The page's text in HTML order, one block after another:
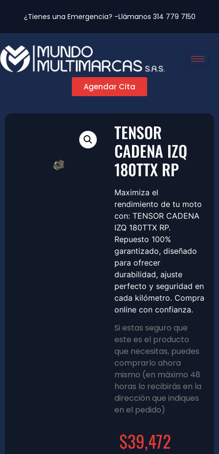
¿Tienes una Emergencia? -Llámanos 314 779 7150
Agendar Cita
TENSOR
CADENA IZQ
180TTX RP
Maximiza el
rendimiento de tu moto
con: TENSOR CADENA
IZQ 180TTX RP.
Repuesto 100%
garantizado, diseñado
para ofrecer
durabilidad, ajuste
perfecto y seguridad en
cada kilómetro. Compra
online con confianza.
Si estas seguro que
este es el producto
que necesitas, puedes
comprarlo ahora
mismo (en máximo 48
horas lo recibirás en la
dirección que indiques
en el pedido)
$39,472